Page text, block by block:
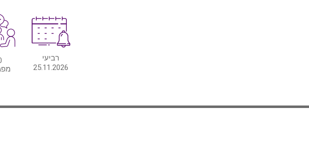
רביעי
25.11.2026